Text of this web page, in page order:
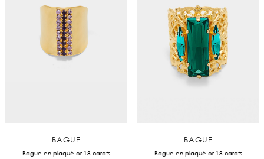
BAGUE
Bague en plaqué or 18 carats
BAGUE
Bague en plaqué or 18 carats